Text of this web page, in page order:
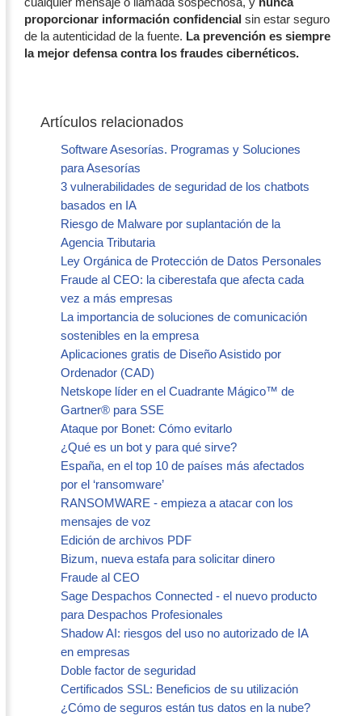
proporcionar información confidencial sin estar seguro
de la autenticidad de la fuente. La prevención es siempre
la mejor defensa contra los fraudes cibernéticos.
Artículos relacionados
Software Asesorías. Programas y Soluciones
para Asesorías
3 vulnerabilidades de seguridad de los chatbots
basados en IA
Riesgo de Malware por suplantación de la
Agencia Tributaria
Ley Orgánica de Protección de Datos Personales
Fraude al CEO: la ciberestafa que afecta cada
vez a más empresas
La importancia de soluciones de comunicación
sostenibles en la empresa
Aplicaciones gratis de Diseño Asistido por
Ordenador (CAD)
Netskope líder en el Cuadrante Mágico™ de
Gartner® para SSE
Ataque por Bonet: Cómo evitarlo
¿Qué es un bot y para qué sirve?
España, en el top 10 de países más afectados
por el ‘ransomware’
RANSOMWARE - empieza a atacar con los
mensajes de voz
Edición de archivos PDF
Bizum, nueva estafa para solicitar dinero
Fraude al CEO
Sage Despachos Connected - el nuevo producto
para Despachos Profesionales
Shadow AI: riesgos del uso no autorizado de IA
en empresas
Doble factor de seguridad
Certificados SSL: Beneficios de su utilización
¿Cómo de seguros están tus datos en la nube?